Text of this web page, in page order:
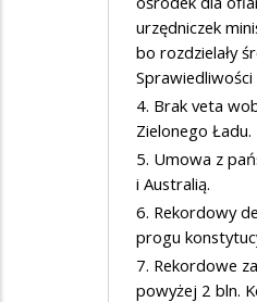
urzędniczek
bo rozdzielały
4. Brak veta
Zielonego Ładu.
5. Umowa z
i Australią.
6. Rekordowy
progu
7. Rekordowe
powyżej 2 bln.